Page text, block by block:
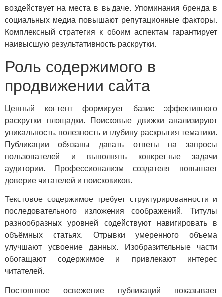
воздействует на места в выдаче. Упоминания бренда в
социальных медиа повышают репутационные факторы.
Комплексный стратегия к обоим аспектам гарантирует
наивысшую результативность раскрутки.
Роль содержимого в
продвижении сайта
Ценный контент формирует базис эффективного
раскрутки площадки. Поисковые движки анализируют
уникальность, полезность и глубину раскрытия тематики.
Публикации обязаны давать ответы на запросы
пользователей и выполнять конкретные задачи
аудитории. Профессионализм создателя повышает
доверие читателей и поисковиков.
Текстовое содержимое требует структурированности и
последовательного изложения соображений. Титулы
разнообразных уровней содействуют навигировать в
объёмных статьях. Отрывки умеренного объема
улучшают усвоение данных. Изобразительные части
обогащают содержимое и привлекают интерес
читателей.
Постоянное освежение публикаций показывает